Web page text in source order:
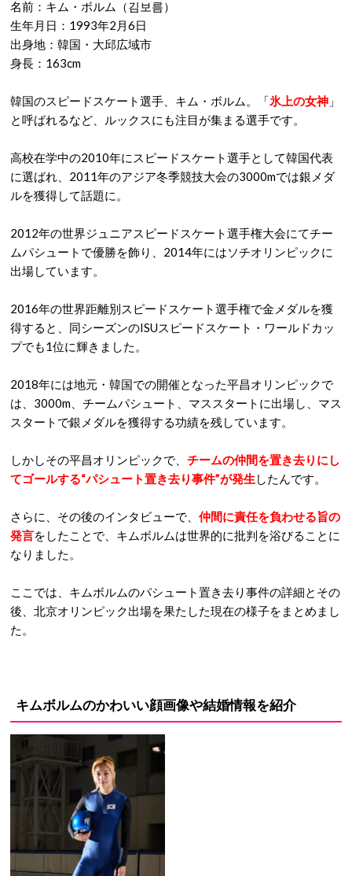
名前：キム・ボルム（김보름）
生年月日：1993年2月6日
出身地：韓国・大邱広域市
身長：163cm
韓国のスピードスケート選手、キム・ボルム。「氷上の女神 」
と呼ばれるなど、ルックスにも注目が集まる選手です。
高校在学中の2010年にスピードスケート選手として韓国代表
に選ばれ、2011年のアジア冬季競技大会の3000mでは銀メダ
ルを獲得して話題に。
2012年の世界ジュニアスピードスケート選手権大会にてチー
ムパシュートで優勝を飾り、2014年にはソチオリンピックに
出場しています。
2016年の世界距離別スピードスケート選手権で金メダルを獲
得すると、同シーズンのISUスピードスケート・ワールドカッ
プでも1位に輝きました。
2018年には地元・韓国での開催となった平昌オリンピックで
は、3000m、チームパシュート、マススタートに出場し、マス
スタートで銀メダルを獲得する功績を残しています。
しかしその平昌オリンピックで、 チームの仲間を置き去りにし
てゴールする“パシュート置き去り事件”が発生 したんです。
さらに、その後のインタビューで、 仲間に責任を負わせる旨の
発言をしたことで、キムボルムは世界的に批判を浴びることに
なりました。
ここでは、キムボルムのパシュート置き去り事件の詳細とその
後、北京オリンピック出場を果たした現在の様子をまとめまし
た。
キムボルムのかわいい顔画像や結婚情報を紹介